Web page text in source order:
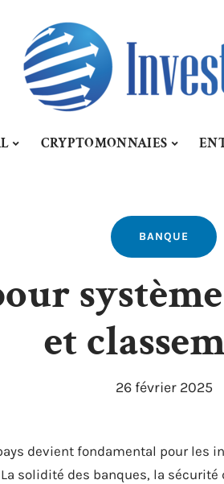
CRYPTOMONNAIES
BANQUE
et
26 février 2025
devient fondamental pour les
solidité des banques, la sécurité